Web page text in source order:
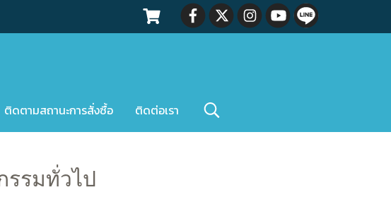
ติดตามสถานะการสั่งซื้อ ติดต่อเรา
รรมทั่วไป